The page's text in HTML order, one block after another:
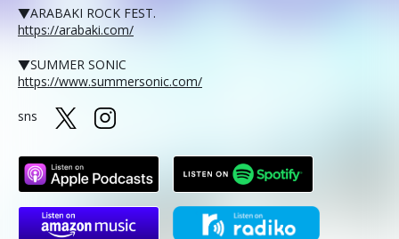
▼ARABAKI ROCK FEST.
https://arabaki.com/
▼SUMMER SONIC
https://www.summersonic.com/
sns